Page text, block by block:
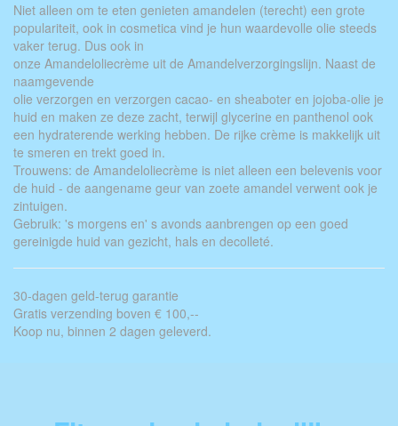
Niet alleen om te eten genieten amandelen (terecht) een grote
populariteit, ook in cosmetica vind je hun waardevolle olie steeds
vaker terug. Dus ook in
onze Amandeloliecrème uit de Amandelverzorgingslijn. Naast de
naamgevende
olie verzorgen en verzorgen cacao- en sheaboter en jojoba-olie je
huid en maken ze deze zacht, terwijl glycerine en panthenol ook
een hydraterende werking hebben. De rijke crème is makkelijk uit
te smeren en trekt goed in.
Trouwens: de Amandeloliecrème is niet alleen een belevenis voor
de huid - de aangename geur van zoete amandel verwent ook je
zintuigen.
Gebruik: 's morgens en' s avonds aanbrengen op een goed
gereinigde huid van gezicht, hals en decolleté.
30-dagen geld-terug garantie
Gratis verzending boven € 100,--
Koop nu, binnen 2 dagen geleverd.